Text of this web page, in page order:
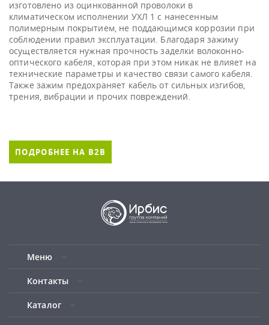
изготовлено из оцинкованной проволоки в
климатическом исполнении УХЛ 1 с нанесенным
полимерным покрытием, не поддающимся коррозии при
соблюдении правил эксплуатации. Благодаря зажиму
осуществляется нужная прочность заделки волоконно-
оптического кабеля, которая при этом никак не влияет на
технические параметры и качество связи самого кабеля.
Также зажим предохраняет кабель от сильных изгибов,
трения, вибрации и прочих повреждений.
ПОДРОБНЕЕ НА B2B
Меню
Контакты
Каталог